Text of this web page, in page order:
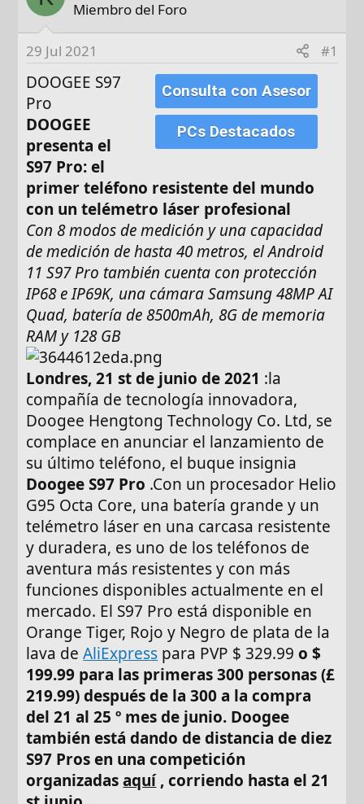
d
n
Miembro del Foro
29 Jul 2021 #1
Consulta con Asesor
PCs Destacados
DOOGEE S97
Pro
DOOGEE
presenta el
S97 Pro: el
primer teléfono resistente del mundo
con un telémetro láser profesional
Con 8 modos de medición y una capacidad
de medición de hasta 40 metros, el Android
11 S97 Pro también cuenta con protección
IP68 e IP69K, una cámara Samsung 48MP AI
Quad, batería de 8500mAh, 8G de memoria
RAM y 128 GB
Londres, 21 st de junio de 2021 :la
compañía de tecnología innovadora,
Doogee Hengtong Technology Co. Ltd, se
complace en anunciar el lanzamiento de
su último teléfono, el buque insignia
Doogee S97 Pro .Con un procesador Helio
G95 Octa Core, una batería grande y un
telémetro láser en una carcasa resistente
y duradera, es uno de los teléfonos de
aventura más resistentes y con más
funciones disponibles actualmente en el
mercado. El S97 Pro está disponible en
Orange Tiger, Rojo y Negro de plata de la
lava deAliExpress para PVP $ 329.99o $
199.99 para las primeras 300 personas (£
219.99) después de la 300 a la compra
del 21 al 25 º mes de junio. Doogee
también está dando de distancia de diez
S97 Pros en una competición
organizadasaquí, corriendo hasta el 21